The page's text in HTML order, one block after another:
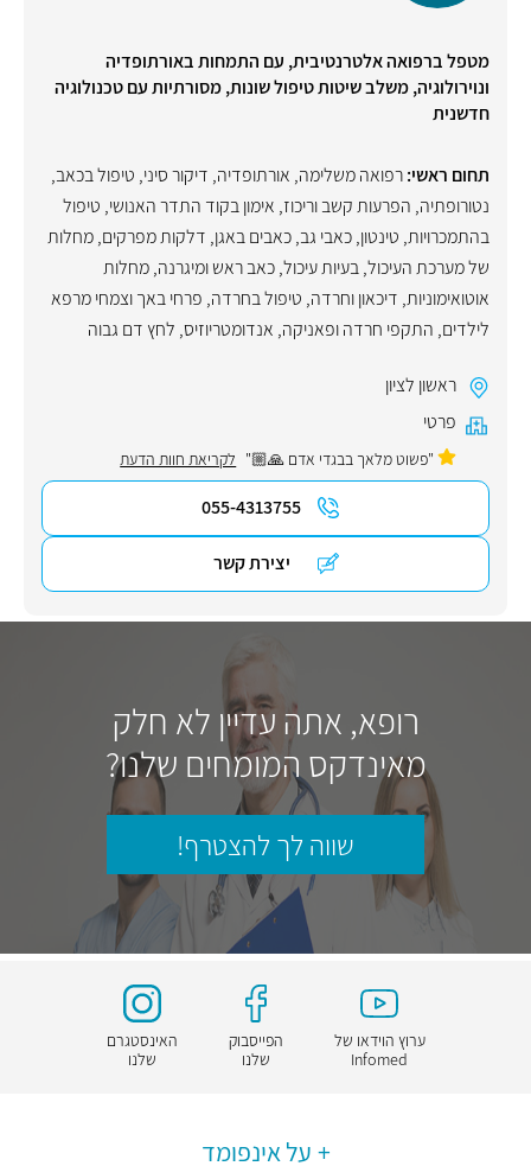
מטפל ברפואה אלטרנטיבית, עם התמחות באורתופדיה
ונוירולוגיה, משלב שיטות טיפול שונות, מסורתיות עם טכנולוגיה
חדשנית
תחום ראשי:רפואה משלימה, אורתופדיה, דיקור סיני, טיפול בכאב,
נטורופתיה, הפרעות קשב וריכוז, אימון בקוד התדר האנושי, טיפול
בהתמכרויות, טינטון,כאבי גב,כאבים באגן, דלקות מפרקים,מחלות
של מערכת העיכול,בעיות עיכול,כאב ראש ומיגרנה,מחלות
אוטואימוניות, דיכאון וחרדה, טיפול בחרדה, פרחי באך וצמחי מרפא
לילדים, התקפי חרדה ופאניקה, אנדומטריוזיס, לחץ דם גבוה
ראשון לציון
פרטי
"פשוט מלאך בבגדי אדם 🙏🏼" לקריאת חוות הדעת
055-4313755
יצירת קשר
רופא, אתה עדיין לא חלק
מאינדקס המומחים שלנו?
שווה לך להצטרף!
ערוץ הוידאו של
Infomed
הפייסבוק
שלנו
האינסטגרם
שלנו
על אינפומד